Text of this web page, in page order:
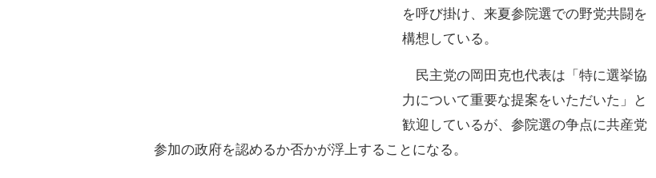
を呼び掛け、来夏参院選での野党共闘を
構想している。
民主党の岡田克也代表は「特に選挙協
力について重要な提案をいただいた」と
歓迎しているが、参院選の争点に共産党
参加の政府を認めるか否かが浮上することになる。